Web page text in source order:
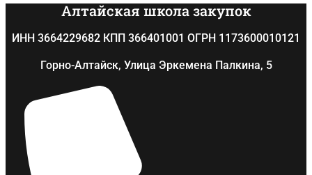
Алтайская школа закупок
ИНН 3664229682 КПП 366401001 ОГРН 1173600010121
​Горно-Алтайск, Улица Эркемена Палкина, 5